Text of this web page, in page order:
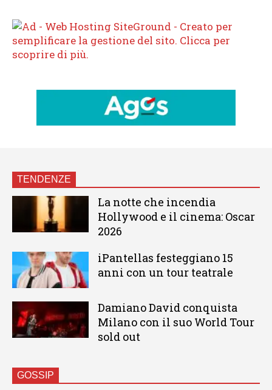
TENDENZE
La notte che incendia
Hollywood e il cinema: Oscar
2026
iPantellas festeggiano 15
anni con un tour teatrale
Damiano David conquista
Milano con il suo World Tour
sold out
GOSSIP